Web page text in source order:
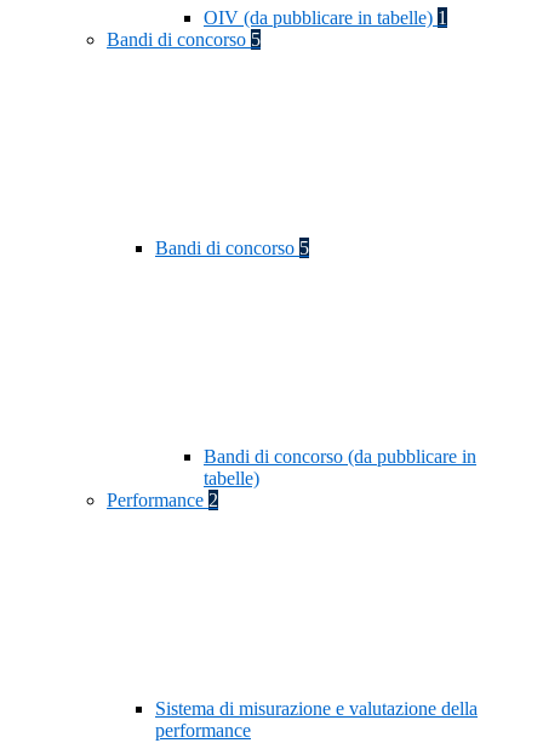
OIV (da pubblicare in tabelle) 1
Bandi di concorso 5
Bandi di concorso 5
Bandi di concorso (da pubblicare in
tabelle)
Performance 2
Sistema di misurazione e valutazione della
performance